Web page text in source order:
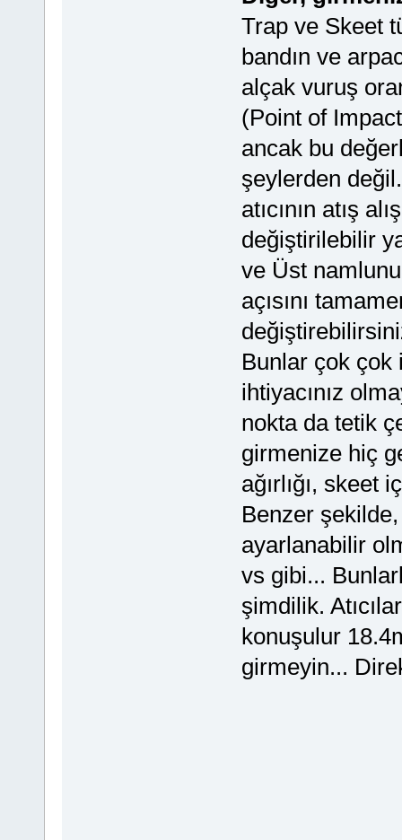
Trap ve Skeet
bandın ve
alçak vuruş
(Point of
ancak bu
şeylerden
atıcının atış
değiştirilebilir
ve Üst
açısını
Bunlar çok çok
ihtiyacınız
nokta da tetik
girmenize hiç
ağırlığı, skeet
Benzer
ayarlanabilir
vs gibi...
şimdilik.
konuşulur
girmeyin...